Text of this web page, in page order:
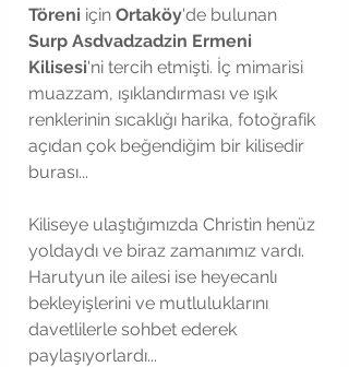
Töreni için Ortaköy'de bulunan
Surp Asdvadzadzin Ermeni
Kilisesi'ni tercih etmişti. İç mimarisi
muazzam, ışıklandırması ve ışık
renklerinin sıcaklığı harika, fotoğrafik
açıdan çok beğendiğim bir kilisedir
burası...
Kiliseye ulaştığımızda Christin henüz
yoldaydı ve biraz zamanımız vardı.
Harutyun ile ailesi ise heyecanlı
bekleyişlerini ve mutluluklarını
davetlilerle sohbet ederek
paylaşıyorlardı...